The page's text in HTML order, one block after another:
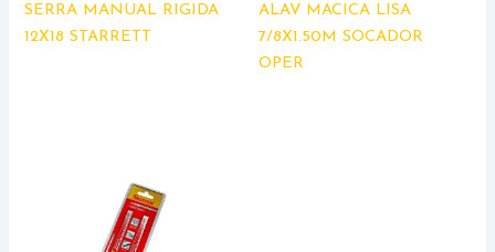
SERRA MANUAL RIGIDA
12X18 STARRETT
ALAV MACICA LISA
7/8X1.50M SOCADOR
OPER